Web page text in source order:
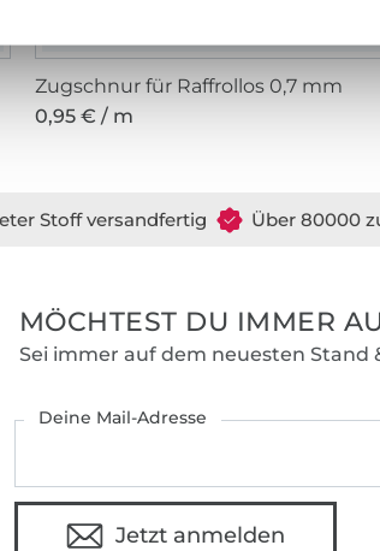
Zugschnur für Raffrollos 0,7 mm
0,95 € / m
Stoff versandfertig Über 80000
MÖCHTEST DU IMMER
Sei immer auf dem neuesten Stand
Deine Mail-Adresse
Jetzt anmelden